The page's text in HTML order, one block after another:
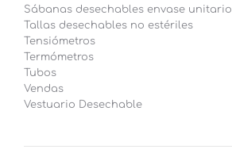
Sábanas desechables envase unitario
Tallas desechables no estériles
Tensiómetros
Termómetros
Tubos
Vendas
Vestuario Desechable